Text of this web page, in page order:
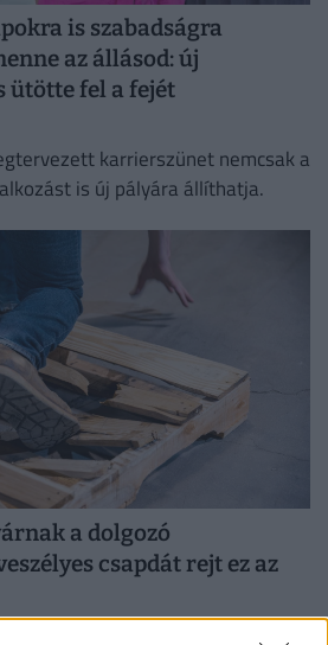
is szabadságra
az állásod: új
ütötte fel a fejét
karrierszünet nemcsak a
is új pályára állíthatja.
a dolgozó
csapdát rejt ez az